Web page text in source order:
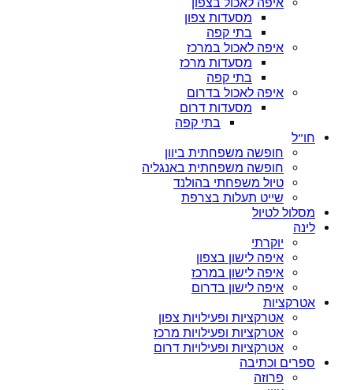
מסעדות צפון
בתי קפה
איפה לאכול במרכז
מסעדות מרכז
בתי קפה
איפה לאכול בדרום
מסעדות דרום
בתי קפה
חו”ל
חופשה משפחתית ביוון
חופשה משפחתית באנגליה
טיול משפחתי בהולנד
שייט תעלות בצרפת
מסלול לטיול
לינה
יוקרתי
איפה לישון בצפון
איפה לישון במרכז
איפה לישון בדרום
אטרקציות
אטרקציות ופעילויות צפון
אטרקציות ופעילויות מרכז
אטרקציות ופעילויות דרום
ספרים וכתיבה
פרוזה